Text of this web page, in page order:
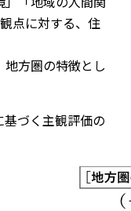
点に対する、住
方圏の特徴とし
づく主観評価の